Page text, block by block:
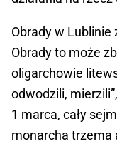
Obrady w Lublinie
Obrady to może
oligarchowie
odwodzili,
1 marca, cały
monarcha trzema